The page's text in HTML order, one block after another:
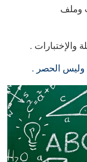
وملف
والإختبارات .
وليس الحصر .